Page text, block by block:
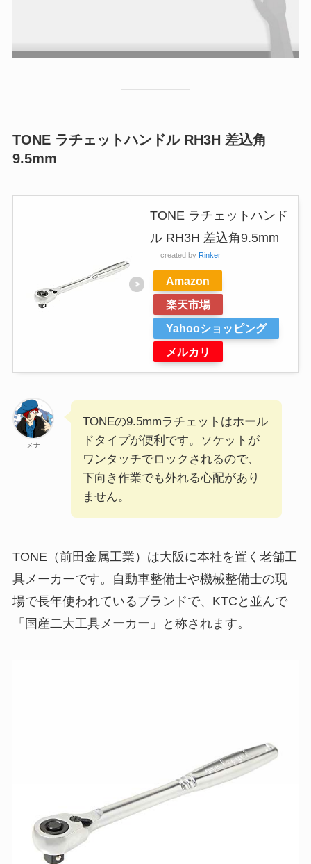
TONE ラチェットハンドル RH3H 差込角
9.5mm
TONE ラチェットハンド
ル RH3H 差込角9.5mm
created by Rinker
Amazon
楽天市場
Yahooショッピング
メルカリ
メナ
TONEの9.5mmラチェットはホール
ドタイプが便利です。ソケットが
ワンタッチでロックされるので、
下向き作業でも外れる心配があり
ません。
TONE（前田金属工業）は大阪に本社を置く老舗工
具メーカーです。自動車整備士や機械整備士の現
場で長年使われているブランドで、KTCと並んで
「国産二大工具メーカー」と称されます。